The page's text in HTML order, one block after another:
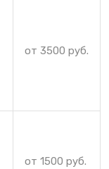
от 3500 руб.
от 1500 руб.